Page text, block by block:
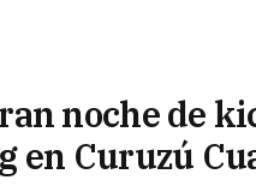
noche de
en Curuzú